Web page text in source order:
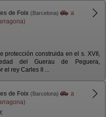
de Foix (Barcelona)
a
protección construida en el s. XVII,
del Guerau de Peguera,
el rey Carles II ...
de Foix (Barcelona)
a